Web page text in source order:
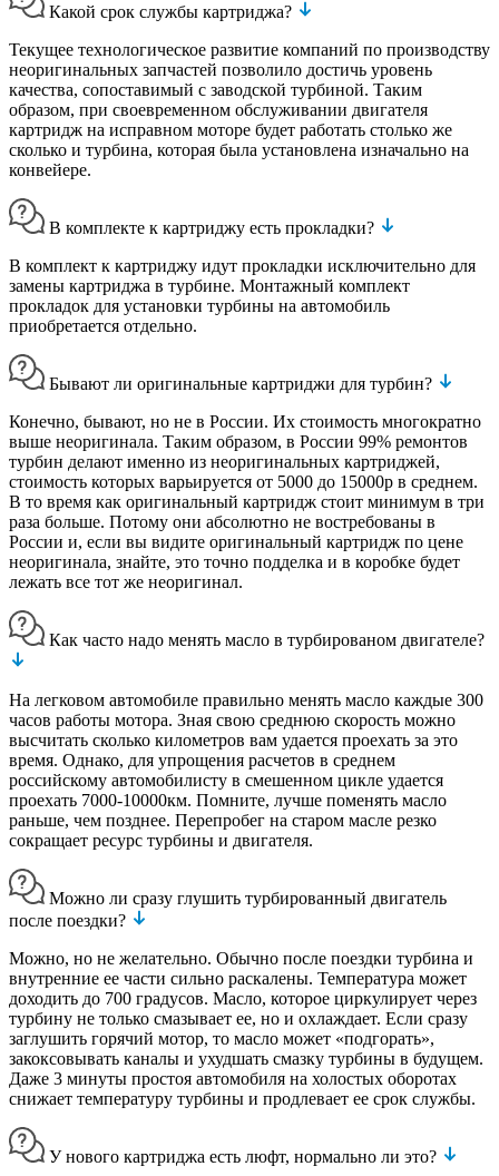
Какой срок службы картриджа?
Текущее технологическое развитие компаний по производству
неоригинальных запчастей позволило достичь уровень
качества, сопоставимый с заводской турбиной. Таким
образом, при своевременном обслуживании двигателя
картридж на исправном моторе будет работать столько же
сколько и турбина, которая была установлена изначально на
конвейере.
В комплекте к картриджу есть прокладки?
В комплект к картриджу идут прокладки исключительно для
замены картриджа в турбине. Монтажный комплект
прокладок для установки турбины на автомобиль
приобретается отдельно.
Бывают ли оригинальные картриджи для турбин?
Конечно, бывают, но не в России. Их стоимость многократно
выше неоригинала. Таким образом, в России 99% ремонтов
турбин делают именно из неоригинальных картриджей,
стоимость которых варьируется от 5000 до 15000р в среднем.
В то время как оригинальный картридж стоит минимум в три
раза больше. Потому они абсолютно не востребованы в
России и, если вы видите оригинальный картридж по цене
неоригинала, знайте, это точно подделка и в коробке будет
лежать все тот же неоригинал.
Как часто надо менять масло в турбированом двигателе?
На легковом автомобиле правильно менять масло каждые 300
часов работы мотора. Зная свою среднюю скорость можно
высчитать сколько километров вам удается проехать за это
время. Однако, для упрощения расчетов в среднем
российскому автомобилисту в смешенном цикле удается
проехать 7000-10000км. Помните, лучше поменять масло
раньше, чем позднее. Перепробег на старом масле резко
сокращает ресурс турбины и двигателя.
Можно ли сразу глушить турбированный двигатель
после поездки?
Можно, но не желательно. Обычно после поездки турбина и
внутренние ее части сильно раскалены. Температура может
доходить до 700 градусов. Масло, которое циркулирует через
турбину не только смазывает ее, но и охлаждает. Если сразу
заглушить горячий мотор, то масло может «подгорать»,
закоксовывать каналы и ухудшать смазку турбины в будущем.
Даже 3 минуты простоя автомобиля на холостых оборотах
снижает температуру турбины и продлевает ее срок службы.
У нового картриджа есть люфт, нормально ли это?